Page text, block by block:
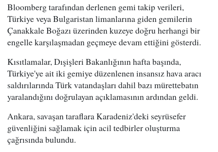
Bloomberg tarafından derlenen gemi takip verileri,
Türkiye veya Bulgaristan limanlarına giden gemilerin
Çanakkale Boğazı üzerinden kuzeye doğru herhangi bir
engelle karşılaşmadan geçmeye devam ettiğini gösterdi.
Kısıtlamalar, Dışişleri Bakanlığının hafta başında,
Türkiye'ye ait iki gemiye düzenlenen insansız hava aracı
saldırılarında Türk vatandaşları dahil bazı mürettebatın
yaralandığını doğrulayan açıklamasının ardından geldi.
Ankara, savaşan taraflara Karadeniz'deki seyrüsefer
güvenliğini sağlamak için acil tedbirler oluşturma
çağrısında bulundu.